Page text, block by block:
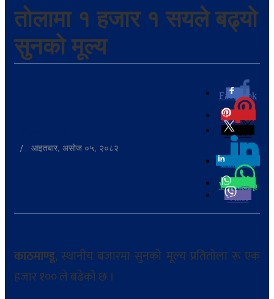
तोलामा १ हजार १ सयले बढ्यो
सुनको मूल्य
/ आइतबार, असोज ०५, २०८२
Facebook
0
Pinterest
Twitter
Linkedin
0
Whatsapp
Viber
काठमाण्डू, स्थानीय बजारमा सुनको मूल्य प्रतितोला रू एक
हजार १०० ले बढेको छ ।